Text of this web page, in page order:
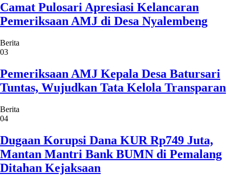
Camat Pulosari Apresiasi Kelancaran
Pemeriksaan AMJ di Desa Nyalembeng
Berita
03
Pemeriksaan AMJ Kepala Desa Batursari
Tuntas, Wujudkan Tata Kelola Transparan
Berita
04
Dugaan Korupsi Dana KUR Rp749 Juta,
Mantan Mantri Bank BUMN di Pemalang
Ditahan Kejaksaan